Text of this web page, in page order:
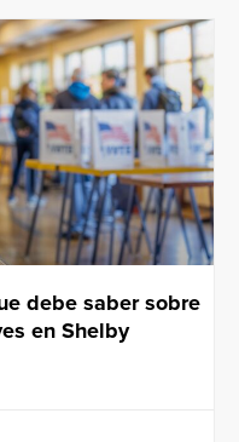
debe saber sobre
en Shelby